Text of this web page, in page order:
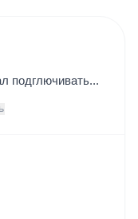
подглючивать...